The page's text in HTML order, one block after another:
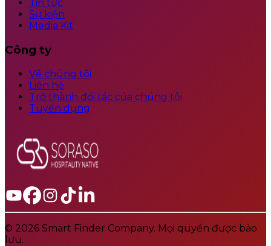
Tin tức
Sự kiện
Media Kit
Công ty
Về chúng tôi
Liên hệ
Trở thành đối tác của chúng tôi
Tuyển dụng
© 2026 Smart Finder Company. Mọi quyền được bảo
lưu.